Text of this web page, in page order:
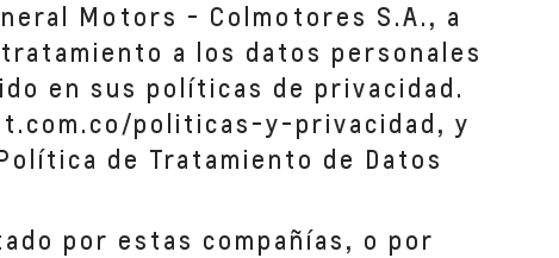
Motors - Colmotores S.A., a
a los datos personales
en sus políticas de privacidad.
politicas-y-privacidad, y
de Tratamiento de Datos
por estas compañías, o por